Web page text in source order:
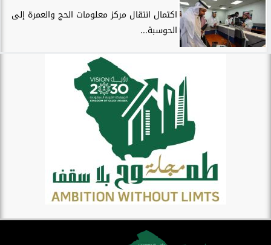
اكتمال انتقال مركز معلومات الحج والعمرة إلى
الحوسبة...